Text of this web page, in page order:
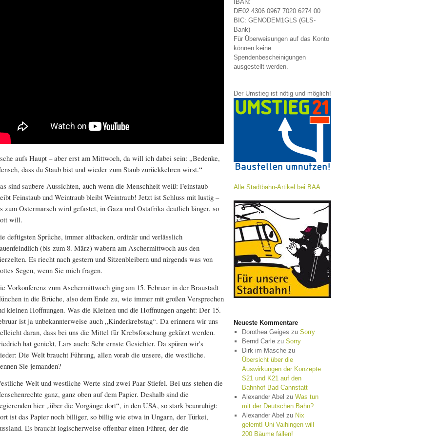
aufs Haupt – aber erst am Mittwoch, da will ich dabei sein: „Bedenke,
dass du Staub bist und wieder zum Staub zurückkehren wirst.“
sind saubere Aussichten, auch wenn die Menschheit weiß: Feinstaub
Feinstaub und Weintraub bleibt Weintraub! Jetzt ist Schluss mit lustig –
zum Ostermarsch wird gefastet, in Gaza und Ostafrika deutlich länger, so
will.
deftigsten Sprüche, immer altbacken, ordinär und verlässlich
(bis zum 8. März) wabern am Aschermittwoch aus den
Es riecht nach gestern und Sitzenbleibern und nirgends was von
Segen, wenn Sie mich fragen.
Vorkonferenz zum Aschermittwoch ging am 15. Februar in der Braustadt
in die Brüche, also dem Ende zu, wie immer mit großen Versprechen
kleinen Hoffnungen. Was die Kleinen und die Hoffnungen angeht: Der 15.
ist ja unbekannterweise auch „Kinderkrebstag“. Da erinnern wir uns
daran, dass bei uns die Mittel für Krebsforschung gekürzt werden.
hat genickt, Lars auch: Sehr ernste Gesichter. Da spüren wir's
Die Welt braucht Führung, allen vorab die unsere, die westliche.
Sie jemanden?
Welt und westliche Werte sind zwei Paar Stiefel. Bei uns stehen die
ganz, ganz oben auf dem Papier. Deshalb sind die
hier „über die Vorgänge dort“, in den USA, so stark beunruhigt:
ist das Papier noch billiger, so billig wie etwa in Ungarn, der Türkei,
Es braucht logischerweise offenbar einen Führer, der die
IBAN:
DE02 4306 0967 7020 6274 00
BIC: GENODEM1GLS (GLS-
Bank)
Für Überweisungen auf das Konto
können keine
Spendenbescheinigungen
ausgestellt werden.
Der Umstieg ist nötig und möglich!
Alle Stadtbahn-Artikel bei BAA ...
Neueste Kommentare
Dorothea Geiges zu Sorry
Bernd Carlezu Sorry
Dirk im Maschezu
Übersicht über die
Auswirkungen der Konzepte
S21 und K21 auf den
Bahnhof Bad Cannstatt
Alexander Abel zu Was tun
mit der Deutschen Bahn?
Alexander Abel zu Nix
gelernt! Uni Vaihingen will
200 Bäume fällen!